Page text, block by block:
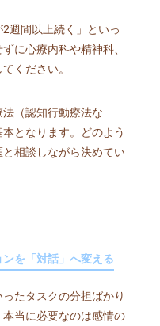
2週間以上続く」といっ
に心療内科や精神科、
ください。
（認知行動療法な
となります。どのよう
相談しながら決めてい
を「対話」へ変える
たタスクの分担ばかり
当に必要なのは感情の